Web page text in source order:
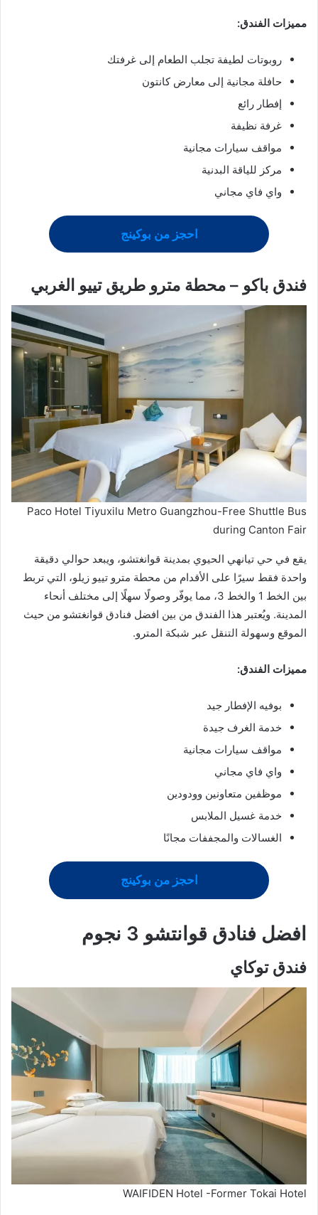
مميزات الفندق:
روبوتات لطيفة تجلب الطعام إلى غرفتك
حافلة مجانية إلى معارض كانتون
إفطار رائع
غرفة نظيفة
مواقف سيارات مجانية
مركز للياقة البدنية
واي فاي مجاني
احجز من بوكينج
فندق باكو – محطة مترو طريق تييو الغربي
Paco Hotel Tiyuxilu Metro Guangzhou-Free Shuttle Bus
during Canton Fair
يقع في حي تيانهي الحيوي بمدينة قوانغتشو، ويبعد حوالي دقيقة
واحدة فقط سيرًا على الأقدام من محطة مترو تييو زيلو، التي تربط
بين الخط 1 والخط 3، مما يوفّر وصولًا سهلًا إلى مختلف أنحاء
المدينة. ويُعتبر هذا الفندق من بين افضل فنادق قوانغتشو من حيث
الموقع وسهولة التنقل عبر شبكة المترو.
مميزات الفندق:
بوفيه الإفطار جيد
خدمة الغرف جيدة
مواقف سيارات مجانية
واي فاي مجاني
موظفين متعاونين وودودين
خدمة غسيل الملابس
الغسالات والمجففات مجانًا
احجز من بوكينج
افضل فنادق قوانتشو 3 نجوم
فندق توكاي
WAIFIDEN Hotel -Former Tokai Hotel